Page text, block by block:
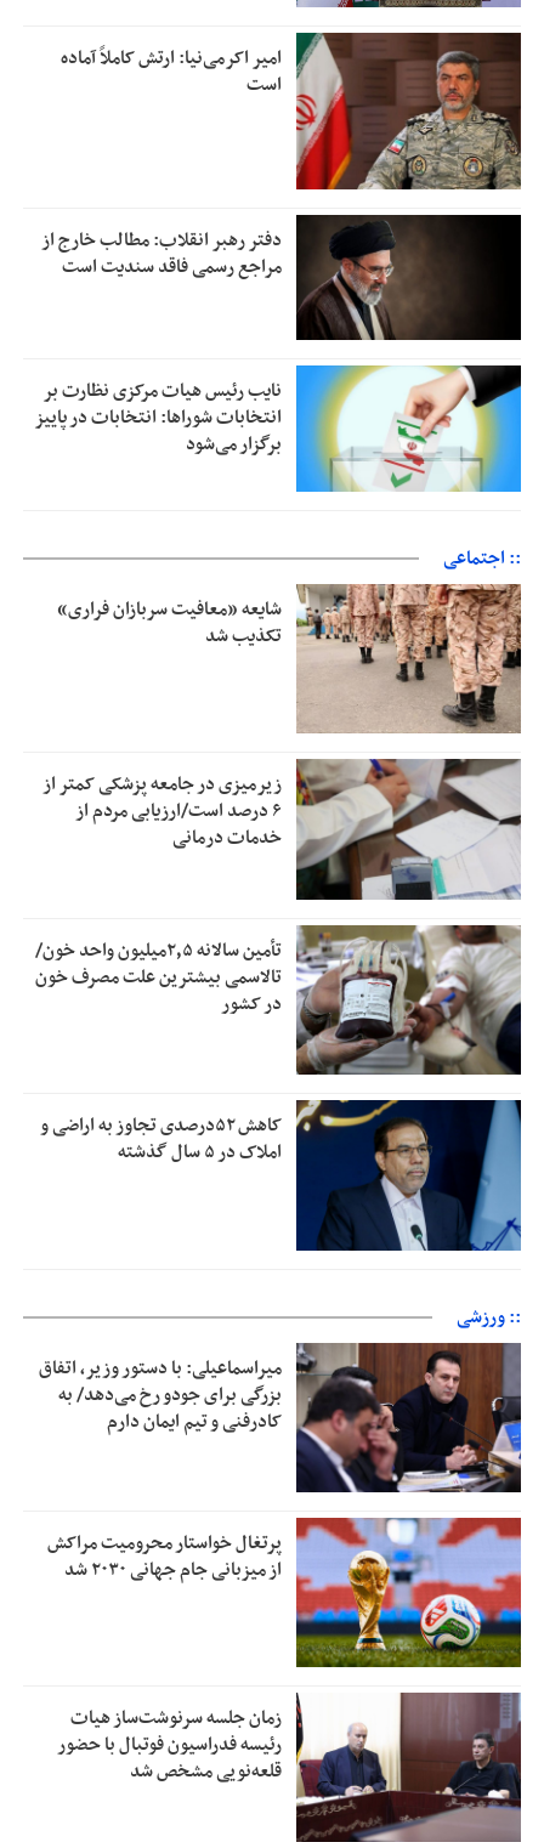
امیر اکرمی‌نیا: ارتش کاملاً آماده
است
دفتر رهبر انقلاب: مطالب خارج از
مراجع رسمی فاقد سندیت است
نایب رئیس هیات مرکزی نظارت بر
انتخابات شوراها: انتخابات در پاییز
برگزار می‌شود
:: اجتماعی
شایعه «معافیت سربازان فراری»
تکذیب شد
زیرمیزی در جامعه پزشکی کمتر از
۶ درصد است/ارزیابی مردم از
خدمات درمانی
تأمین سالانه ۲٫۵میلیون واحد خون/
تالاسمی بیشترین علت مصرف‌ خون
در کشور
کاهش ۵۲درصدی تجاوز به اراضی و
املاک در ۵ سال گذشته
:: ورزشی
میراسماعیلی: با دستور وزیر، اتفاق
بزرگی برای جودو رخ می‌دهد/ به
کادرفنی و تیم ایمان دارم
پرتغال خواستار محرومیت مراکش
از میزبانی جام جهانی ۲۰۳۰ شد
زمان جلسه سرنوشت‌ساز هیات
رئیسه فدراسیون فوتبال با حضور
قلعه‌نویی مشخص شد